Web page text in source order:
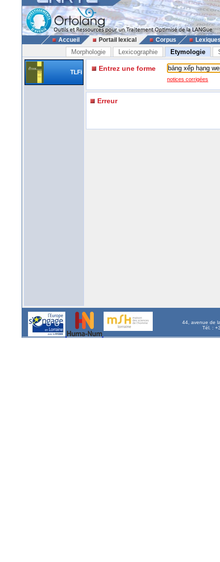
Accueil Portail lexical Corpus
Morphologie Lexicographie Etymologie
TLFi Entrez une forme
notices corrigées
Erreur
44, avenue de
Tél. :